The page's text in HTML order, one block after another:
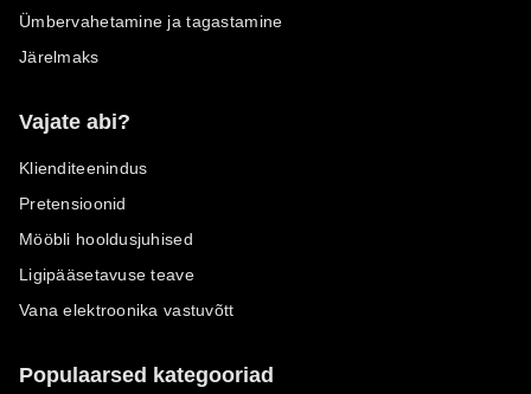
Ümbervahetamine ja tagastamine
Järelmaks
Vajate abi?
Klienditeenindus
Pretensioonid
Mööbli hooldusjuhised
Ligipääsetavuse teave
Vana elektroonika vastuvõtt
Populaarsed kategooriad